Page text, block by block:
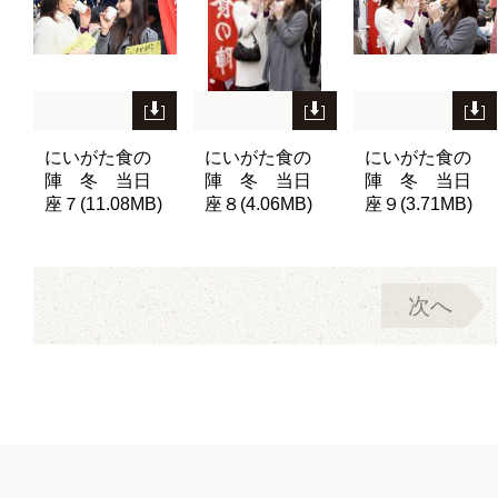
にいがた食の
陣 冬 当日
座７(11.08MB)
にいがた食の
陣 冬 当日
座８(4.06MB)
にいがた食の
陣 冬 当日
座９(3.71MB)
次へ